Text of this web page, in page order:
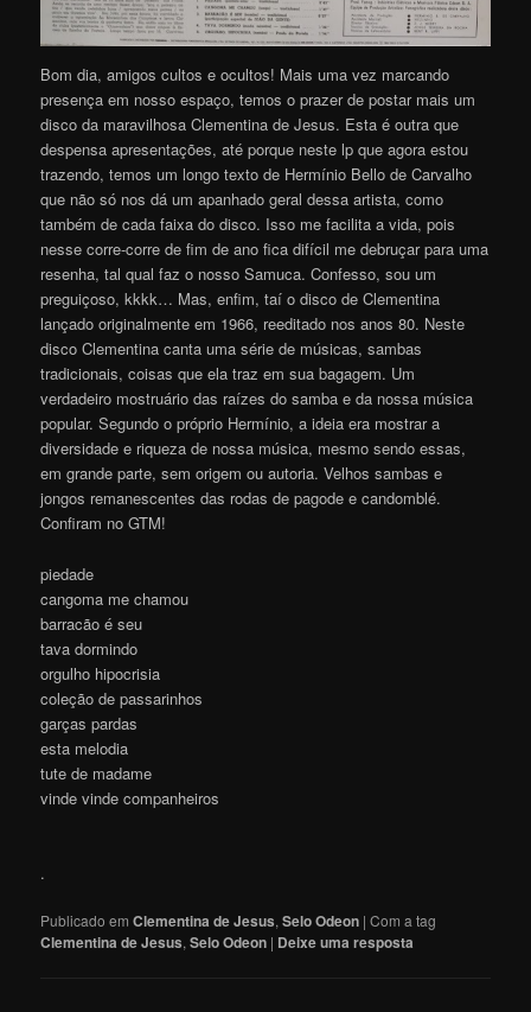
Bom dia, amigos cultos e ocultos! Mais uma vez marcando
presença em nosso espaço, temos o prazer de postar mais um
disco da maravilhosa Clementina de Jesus. Esta é outra que
despensa apresentações, até porque neste lp que agora estou
trazendo, temos um longo texto de Hermínio Bello de Carvalho
que não só nos dá um apanhado geral dessa artista, como
também de cada faixa do disco. Isso me facilita a vida, pois
nesse corre-corre de fim de ano fica difícil me debruçar para uma
resenha, tal qual faz o nosso Samuca. Confesso, sou um
preguiçoso, kkkk… Mas, enfim, taí o disco de Clementina
lançado originalmente em 1966, reeditado nos anos 80. Neste
disco Clementina canta uma série de músicas, sambas
tradicionais, coisas que ela traz em sua bagagem. Um
verdadeiro mostruário das raízes do samba e da nossa música
popular. Segundo o próprio Hermínio, a ideia era mostrar a
diversidade e riqueza de nossa música, mesmo sendo essas,
em grande parte, sem origem ou autoria. Velhos sambas e
jongos remanescentes das rodas de pagode e candomblé.
Confiram no GTM!
piedade
cangoma me chamou
barracão é seu
tava dormindo
orgulho hipocrisia
coleção de passarinhos
garças pardas
esta melodia
tute de madame
vinde vinde companheiros
.
Publicado em Clementina de Jesus,Selo Odeon |Com a tag
Clementina de Jesus,Selo Odeon | Deixe uma resposta